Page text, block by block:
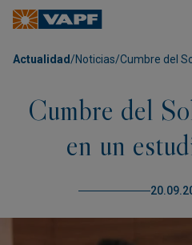
Actualidad /Noticias/Cumbre del
Cumbre del
en un